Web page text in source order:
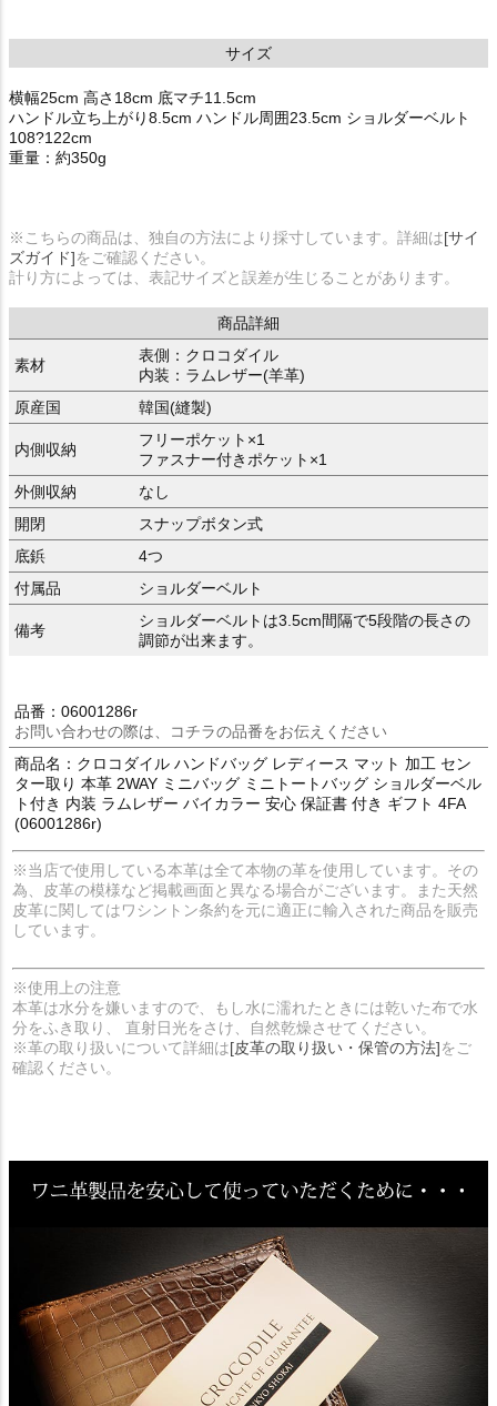
サイズ
横幅25cm 高さ18cm 底マチ11.5cm
ハンドル立ち上がり8.5cm ハンドル周囲23.5cm ショルダーベルト
108?122cm
重量：約350g
※こちらの商品は、独自の方法により採寸しています。詳細は[サイ
ズガイド]をご確認ください。
計り方によっては、表記サイズと誤差が生じることがあります。
商品詳細
素材
表側：クロコダイル
内装：ラムレザー(羊革)
原産国
韓国(縫製)
内側収納
フリーポケット×1
ファスナー付きポケット×1
外側収納
なし
開閉
スナップボタン式
底鋲
4つ
付属品
ショルダーベルト
備考
ショルダーベルトは3.5cm間隔で5段階の長さの
調節が出来ます。
品番：06001286r
お問い合わせの際は、コチラの品番をお伝えください
商品名：クロコダイル ハンドバッグ レディース マット 加工 セン
ター取り 本革 2WAY ミニバッグ ミニトートバッグ ショルダーベル
ト付き 内装 ラムレザー バイカラー 安心 保証書 付き ギフト 4FA
(06001286r)
※当店で使用している本革は全て本物の革を使用しています。その
為、皮革の模様など掲載画面と異なる場合がございます。また天然
皮革に関してはワシントン条約を元に適正に輸入された商品を販売
しています。
※使用上の注意
本革は水分を嫌いますので、もし水に濡れたときには乾いた布で水
分をふき取り、 直射日光をさけ、自然乾燥させてください。
※革の取り扱いについて詳細は[皮革の取り扱い・保管の方法]をご
確認ください。